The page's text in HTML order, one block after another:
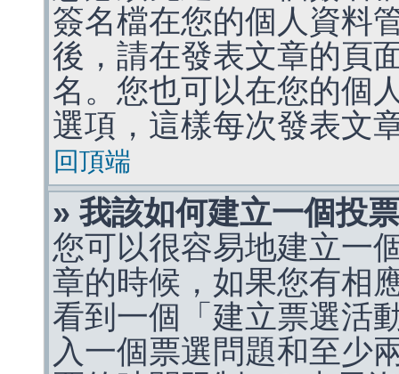
簽名檔在您的個人資料
後，請在發表文章的頁
名。您也可以在您的個
選項，這樣每次發表文
回頂端
» 我該如何建立一個投
您可以很容易地建立一
章的時候，如果您有相
看到一個「建立票選活
入一個票選問題和至少